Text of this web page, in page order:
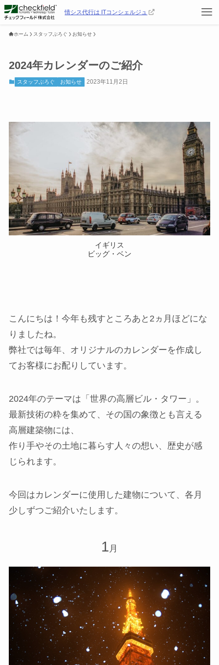
情シス代行は ITコンシェルジュ
ホーム スタッフぶろぐ お知らせ
2024年カレンダーのご紹介
スタッフぶろぐ お知らせ 2023年11月2日
イギリス
ビッグ・ベン
こんにちは！今年も残すところあと2ヵ月ほどにな
りましたね。
弊社では毎年、オリジナルのカレンダーを作成し
てお客様にお配りしています。
2024年のテーマは「世界の高層ビル・タワー」。
最新技術の粋を集めて、その国の象徴とも言える
高層建築物には、
作り手やその土地に暮らす人々の想い、歴史が感
じられます。
今回はカレンダーに使用した建物について、各月
少しずつご紹介いたします。
1 月